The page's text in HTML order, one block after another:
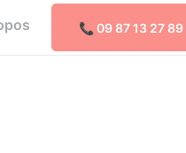
📞 09 87 13 27 89